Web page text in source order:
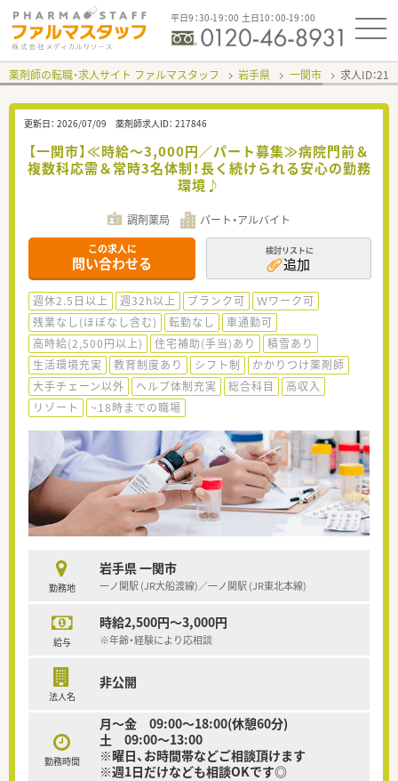
平日9：30-19：00 土日10：00-19：00
薬剤師の転職・求人サイト ファルマスタッフ 岩手県 一関市 求人ID：
更新日： 2026/07/09 薬剤師求人ID： 217846
【一関市】≪時給～3,000円／パート募集≫病院門前＆
複数科応需＆常時3名体制！長く続けられる安心の勤務
環境♪
調剤薬局 パート・アルバイト
この求人に
問い合わせる
検討リストに
追加
週休2.5日以上 週32h以上 ブランク可
Ｗワーク可
残業なし(ほぼなし含む)
転勤なし
車通勤可
高時給(2,500円以上)
住宅補助(手当)あり
積雪あり
生活環境充実
教育制度あり シフト制
かかりつけ薬剤師
大手チェーン以外
ヘルプ体制充実 総合科目
高収入
リゾート
~18時までの職場
勤務地
岩手県 一関市
一ノ関駅 (JR大船渡線)／一ノ関駅 (JR東北本線)
給与
時給2,500円～3,000円
※年齢・経験により応相談
法人名
非公開
勤務時間
月〜金 09:00～18:00(休憩60分)
土 09:00〜13:00
※曜日、お時間帯などご相談頂けます
※週1日だけなども相談OKです◎